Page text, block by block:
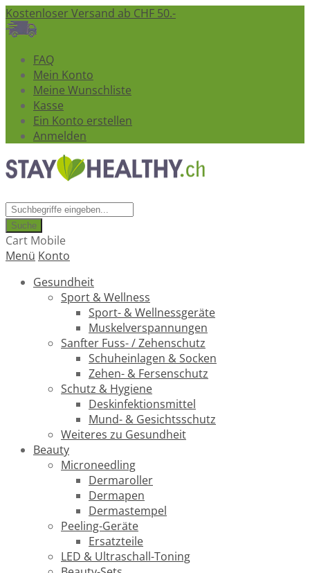
Kostenloser Versand ab CHF 50.-
FAQ
Mein Konto
Meine Wunschliste
Kasse
Ein Konto erstellen
Anmelden
Suche
Cart Mobile
Menü Konto
Gesundheit
Sport & Wellness
Sport- & Wellnessgeräte
Muskelverspannungen
Sanfter Fuss- / Zehenschutz
Schuheinlagen & Socken
Zehen- & Fersenschutz
Schutz & Hygiene
Deskinfektionsmittel
Mund- & Gesichtsschutz
Weiteres zu Gesundheit
Beauty
Microneedling
Dermaroller
Dermapen
Dermastempel
Peeling-Geräte
Ersatzteile
LED & Ultraschall-Toning